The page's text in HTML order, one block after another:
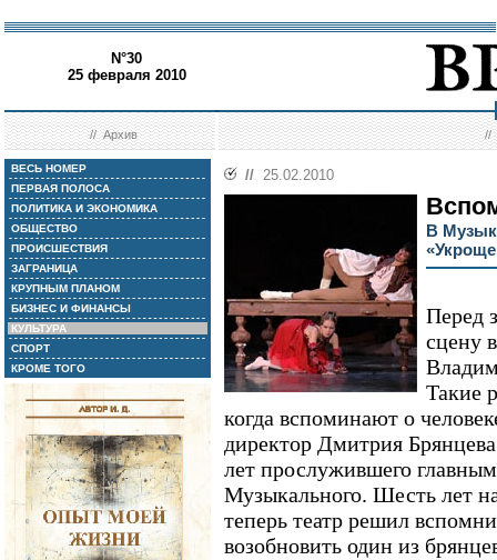
N°30
25 февраля 2010
//Архив //
ВЕСЬ НОМЕР
ПЕРВАЯ ПОЛОСА
ПОЛИТИКА И ЭКОНОМИКА
ОБЩЕСТВО
ПРОИСШЕСТВИЯ
ЗАГРАНИЦА
КРУПНЫМ ПЛАНОМ
БИЗНЕС И ФИНАНСЫ
КУЛЬТУРА
СПОРТ
КРОМЕ ТОГО
// 25.02.2010
В
Перед
сцену
Такие
когда вспоминают о
директор Дмитрия
лет прослужившего
Музыкального. Шесть лет
теперь театр решил
возобновить один из